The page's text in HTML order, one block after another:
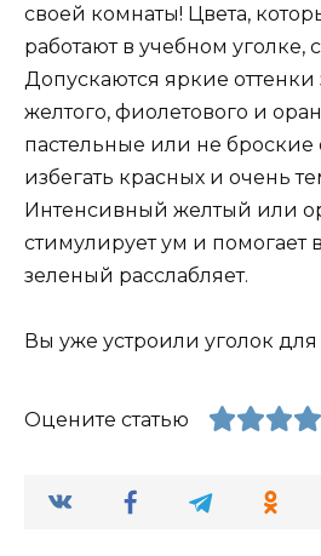
своей комнаты! Цвета,
работают в учебном уголке,
Допускаются яркие оттенки
желтого, фиолетового и
пастельные или не броские
избегать красных и очень
Интенсивный желтый или
стимулирует ум и помогает
зеленый расслабляет.
Вы уже устроили уголок для
Оцените статью